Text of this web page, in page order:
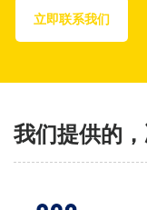
立即联系我们
我们提供的